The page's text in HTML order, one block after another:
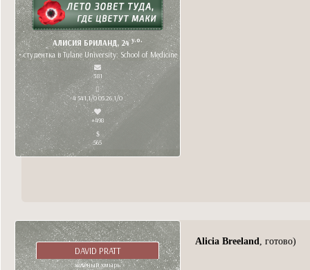
АЛИСИЯ БРИЛАНД, 24 y.o.
• студентка в Tulane University: School of Medicine
381
4 541,1/0 05.26,1/0
+498
565
DAVID PRATT
холёный хмырь
Alicia Breeland , готово)